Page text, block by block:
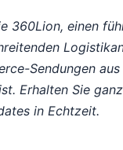
360Lion, einen
Sendungen aus
Erhalten Sie
in Echtzeit.